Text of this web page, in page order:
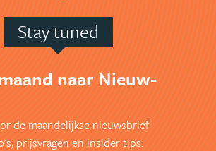
Stay tuned
naar Nieuw-
de maandelijkse nieuwsbrief
prijsvragen en insider tips.